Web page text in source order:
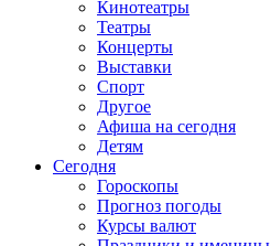
Кинотеатры
Театры
Концерты
Выставки
Спорт
Другое
Афиша на сегодня
Детям
Сегодня
Гороскопы
Прогноз погоды
Курсы валют